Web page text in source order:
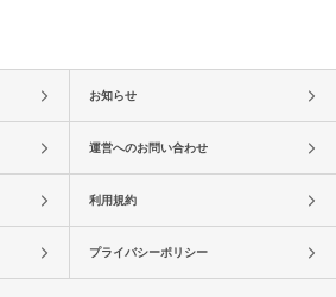
お知らせ
運営へのお問い合わせ
利用規約
プライバシーポリシー